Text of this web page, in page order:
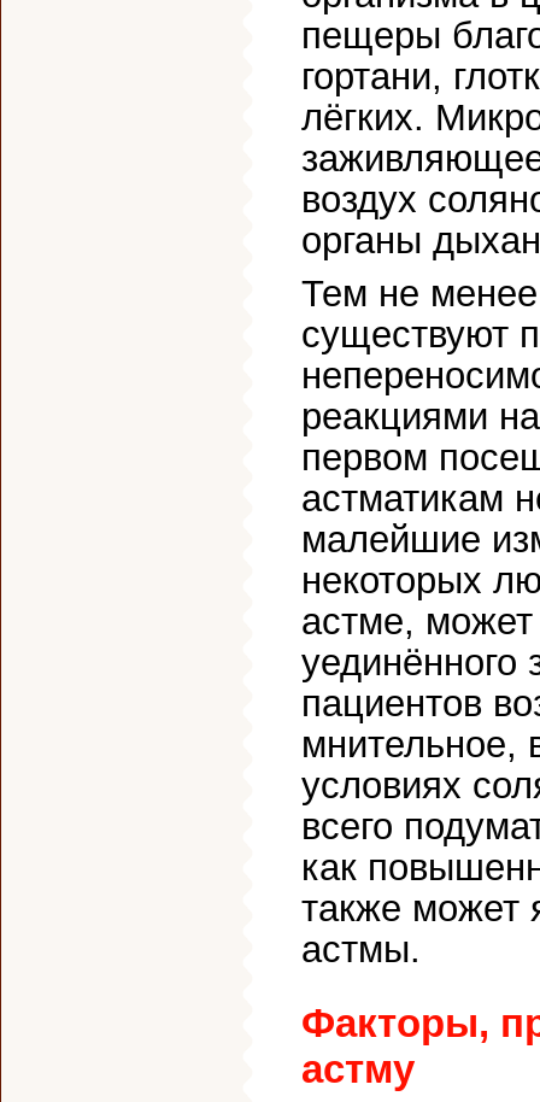
пещеры
гортани,
лёгких.
заживляющее
воздух
органы
Тем не
существуют
реакциями
первом
астматикам
малейшие
некоторых
астме, может
уединённого
пациентов
мнительное,
условиях
всего
как
также может
астмы.
Факторы,
астму